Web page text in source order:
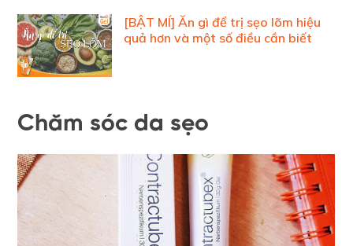
[BẬT MÍ] Ăn gì để trị sẹo lõm hiệu
quả hơn và một số điều cần biết
Chăm sóc da sẹo